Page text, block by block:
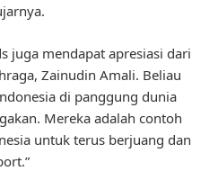
juga mendapat apresiasi dari
Zainudin Amali. Beliau
di panggung dunia
Mereka adalah contoh
untuk terus berjuang dan